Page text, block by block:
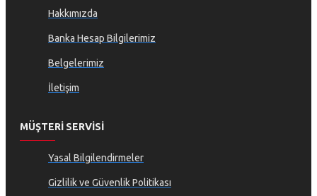
Hakkımızda
Banka Hesap Bilgilerimiz
Belgelerimiz
İletişim
MÜŞTERI SERVISI
Yasal Bilgilendirmeler
Gizlilik ve Güvenlik Politikası